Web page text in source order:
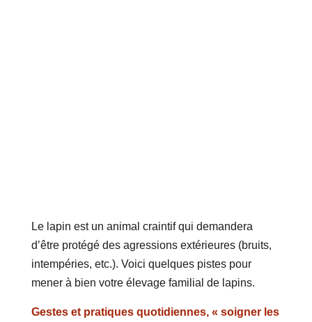
Le lapin est un animal craintif qui demandera
d’être protégé des agressions extérieures (bruits,
intempéries, etc.). Voici quelques pistes pour
mener à bien votre élevage familial de lapins.
Gestes et pratiques quotidiennes, « soigner les